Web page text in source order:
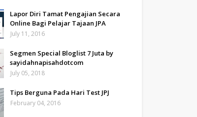
Lapor Diri Tamat Pengajian Secara
Online Bagi Pelajar Tajaan JPA
July 11, 2016
Segmen Special Bloglist 7 Juta by
sayidahnapisahdotcom
July 05, 2018
Tips Berguna Pada Hari Test JPJ
February 04, 2016